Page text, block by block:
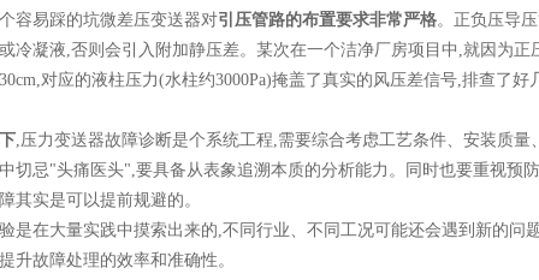
容易踩的坑微差压变送器对引压管路的布置要求非常严格。正负压导
冷凝液,否则会引入附加静压差。某次在一个洁净厂房项目中 ,就因为正
30cm,对应的液柱压力(水柱约3000Pa)掩盖了真实的风压差信号,排查了好
,压力变送器故障诊断是个系统工程,需要综合考虑工艺条件、安装质
切忌"头痛医头",要具备从表象追溯本质的分析能力。同时也要重视预
其实是可以提前规避的。
是在大量实践中摸索出来的,不同行业、不同工况可能还会遇到新的问
升故障处理的效率和准确性。